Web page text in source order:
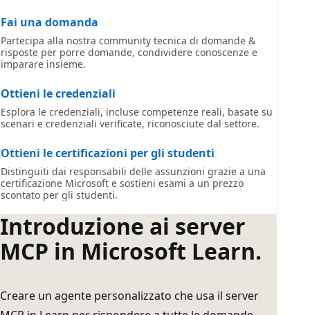
Fai una domanda
Partecipa alla nostra community tecnica di domande &
risposte per porre domande, condividere conoscenze e
imparare insieme.
Ottieni le credenziali
Esplora le credenziali, incluse competenze reali, basate su
scenari e credenziali verificate, riconosciute dal settore.
Ottieni le certificazioni per gli studenti
Distinguiti dai responsabili delle assunzioni grazie a una
certificazione Microsoft e sostieni esami a un prezzo
scontato per gli studenti.
Introduzione ai server
MCP in Microsoft Learn.
Creare un agente personalizzato che usa il server